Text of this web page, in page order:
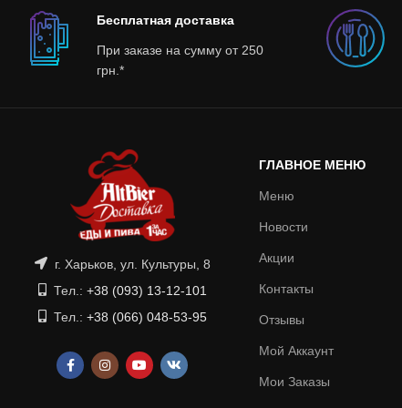
Бесплатная доставка
При заказе на сумму от 250
грн.*
г. Харьков, ул. Культуры, 8
Тел.: +38 (093) 13-12-101
Тел.: +38 (066) 048-53-95
ГЛАВНОЕ МЕНЮ
Меню
Новости
Акции
Контакты
Отзывы
Мой Аккаунт
Мои Заказы